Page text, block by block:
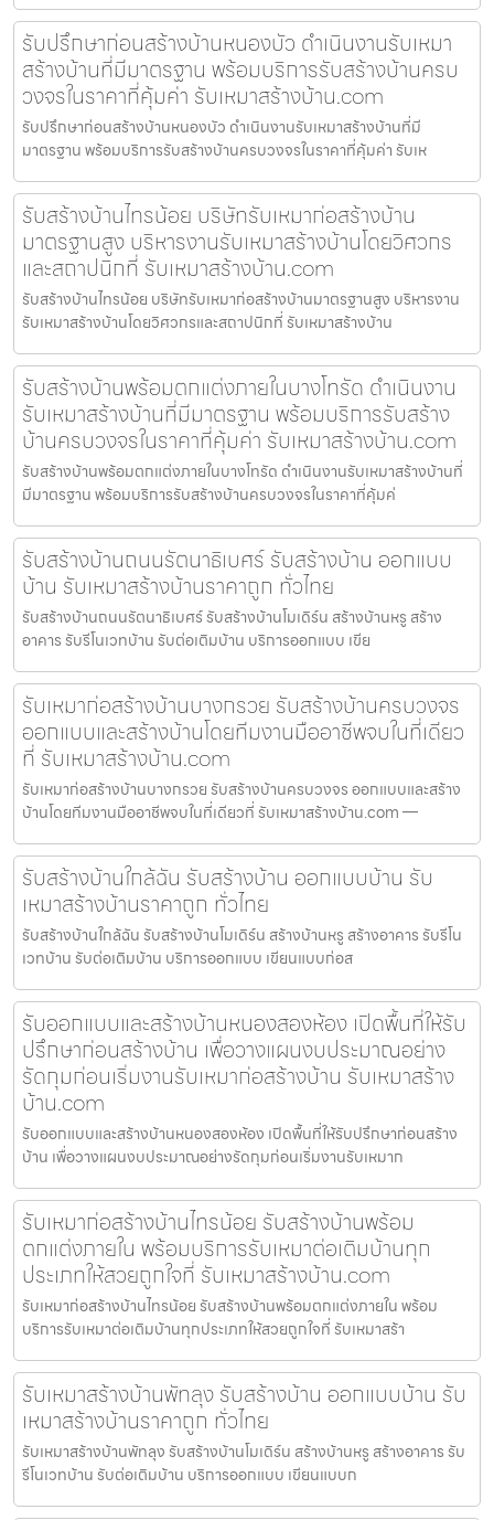
รับปรึกษาก่อนสร้างบ้านหนองบัว ดำเนินงานรับเหมา
สร้างบ้านที่มีมาตรฐาน พร้อมบริการรับสร้างบ้านครบ
วงจรในราคาที่คุ้มค่า รับเหมาสร้างบ้าน.com
รับปรึกษาก่อนสร้างบ้านหนองบัว ดำเนินงานรับเหมาสร้างบ้านที่มี
มาตรฐาน พร้อมบริการรับสร้างบ้านครบวงจรในราคาที่คุ้มค่า รับเห
รับสร้างบ้านไทรน้อย บริษัทรับเหมาก่อสร้างบ้าน
มาตรฐานสูง บริหารงานรับเหมาสร้างบ้านโดยวิศวกร
และสถาปนิกที่ รับเหมาสร้างบ้าน.com
รับสร้างบ้านไทรน้อย บริษัทรับเหมาก่อสร้างบ้านมาตรฐานสูง บริหารงาน
รับเหมาสร้างบ้านโดยวิศวกรและสถาปนิกที่ รับเหมาสร้างบ้าน
รับสร้างบ้านพร้อมตกแต่งภายในบางโทรัด ดำเนินงาน
รับเหมาสร้างบ้านที่มีมาตรฐาน พร้อมบริการรับสร้าง
บ้านครบวงจรในราคาที่คุ้มค่า รับเหมาสร้างบ้าน.com
รับสร้างบ้านพร้อมตกแต่งภายในบางโทรัด ดำเนินงานรับเหมาสร้างบ้านที่
มีมาตรฐาน พร้อมบริการรับสร้างบ้านครบวงจรในราคาที่คุ้มค่
รับสร้างบ้านถนนรัตนาธิเบศร์ รับสร้างบ้าน ออกแบบ
บ้าน รับเหมาสร้างบ้านราคาถูก ทั่วไทย
รับสร้างบ้านถนนรัตนาธิเบศร์ รับสร้างบ้านโมเดิร์น สร้างบ้านหรู สร้าง
อาคาร รับรีโนเวทบ้าน รับต่อเติมบ้าน บริการออกแบบ เขีย
รับเหมาก่อสร้างบ้านบางกรวย รับสร้างบ้านครบวงจร
ออกแบบและสร้างบ้านโดยทีมงานมืออาชีพจบในที่เดียว
ที่ รับเหมาสร้างบ้าน.com
รับเหมาก่อสร้างบ้านบางกรวย รับสร้างบ้านครบวงจร ออกแบบและสร้าง
บ้านโดยทีมงานมืออาชีพจบในที่เดียวที่ รับเหมาสร้างบ้าน.com —
รับสร้างบ้านใกล้ฉัน รับสร้างบ้าน ออกแบบบ้าน รับ
เหมาสร้างบ้านราคาถูก ทั่วไทย
รับสร้างบ้านใกล้ฉัน รับสร้างบ้านโมเดิร์น สร้างบ้านหรู สร้างอาคาร รับรีโน
เวทบ้าน รับต่อเติมบ้าน บริการออกแบบ เขียนแบบก่อส
รับออกแบบและสร้างบ้านหนองสองห้อง เปิดพื้นที่ให้รับ
ปรึกษาก่อนสร้างบ้าน เพื่อวางแผนงบประมาณอย่าง
รัดกุมก่อนเริ่มงานรับเหมาก่อสร้างบ้าน รับเหมาสร้าง
บ้าน.com
รับออกแบบและสร้างบ้านหนองสองห้อง เปิดพื้นที่ให้รับปรึกษาก่อนสร้าง
บ้าน เพื่อวางแผนงบประมาณอย่างรัดกุมก่อนเริ่มงานรับเหมาก
รับเหมาก่อสร้างบ้านไทรน้อย รับสร้างบ้านพร้อม
ตกแต่งภายใน พร้อมบริการรับเหมาต่อเติมบ้านทุก
ประเภทให้สวยถูกใจที่ รับเหมาสร้างบ้าน.com
รับเหมาก่อสร้างบ้านไทรน้อย รับสร้างบ้านพร้อมตกแต่งภายใน พร้อม
บริการรับเหมาต่อเติมบ้านทุกประเภทให้สวยถูกใจที่ รับเหมาสร้า
รับเหมาสร้างบ้านพัทลุง รับสร้างบ้าน ออกแบบบ้าน รับ
เหมาสร้างบ้านราคาถูก ทั่วไทย
รับเหมาสร้างบ้านพัทลุง รับสร้างบ้านโมเดิร์น สร้างบ้านหรู สร้างอาคาร รับ
รีโนเวทบ้าน รับต่อเติมบ้าน บริการออกแบบ เขียนแบบก